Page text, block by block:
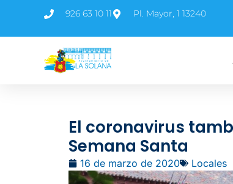
926 63 10 11 Pl. Mayor, 1 13240
El coronavirus
Semana Santa
16 de marzo de 2020 Locales